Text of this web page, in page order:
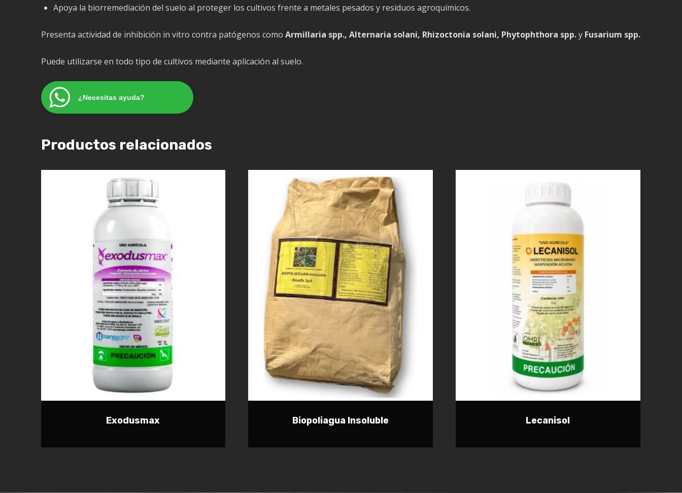
Apoya la biorremediación del suelo al proteger los cultivos frente a metales pesados y residuos agroquímicos.
Presenta actividad de inhibición in vitro contra patógenos como Armillaria spp., Alternaria solani, Rhizoctonia solani, Phytophthora spp.y Fusarium spp.
Puede utilizarse en todo tipo de cultivos mediante aplicación al suelo.
¿Necesitas ayuda?
Productos relacionados
Exodusmax Biopoliagua Insoluble Lecanisol